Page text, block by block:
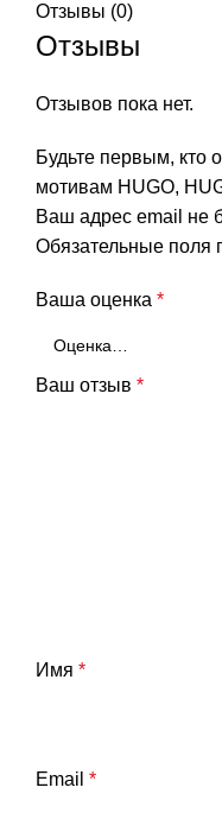
Отзывы (0)
Отзывы
Отзывов пока нет.
Будьте первым, кто
мотивам HUGO,
Ваш адрес email не
Обязательные поля
Ваша оценка *
Ваш отзыв *
Имя *
Email *